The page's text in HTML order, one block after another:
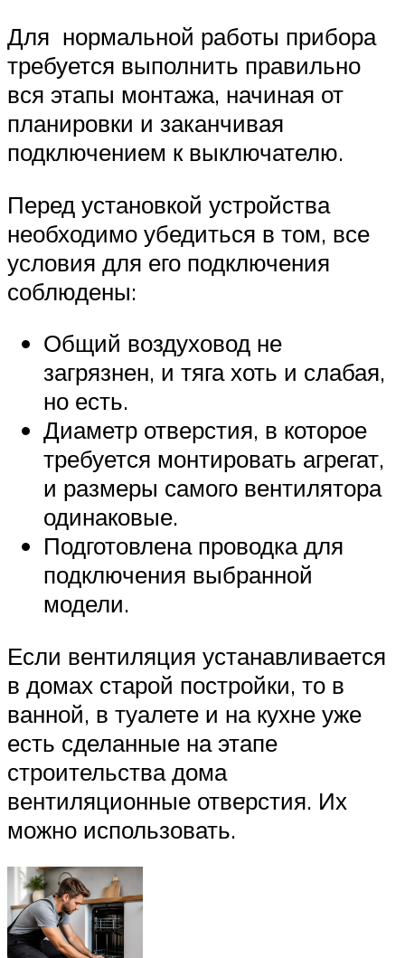
Для нормальной работы прибора
требуется выполнить правильно
вся этапы монтажа, начиная от
планировки и заканчивая
подключением к выключателю.
Перед установкой устройства
необходимо убедиться в том, все
условия для его подключения
соблюдены:
Общий воздуховод не
загрязнен, и тяга хоть и слабая,
но есть.
Диаметр отверстия, в которое
требуется монтировать агрегат,
и размеры самого вентилятора
одинаковые.
Подготовлена проводка для
подключения выбранной
модели.
Если вентиляция устанавливается
в домах старой постройки, то в
ванной, в туалете и на кухне уже
есть сделанные на этапе
строительства дома
вентиляционные отверстия. Их
можно использовать.